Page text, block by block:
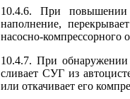
10.4.6. При повышении
наполнение,
насосно-компрессорного
10.4.7. При обнаружении
сливает СУГ из
или откачивает его